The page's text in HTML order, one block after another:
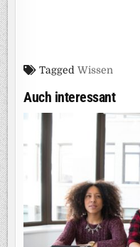
TaggedWissen
Auch interessant